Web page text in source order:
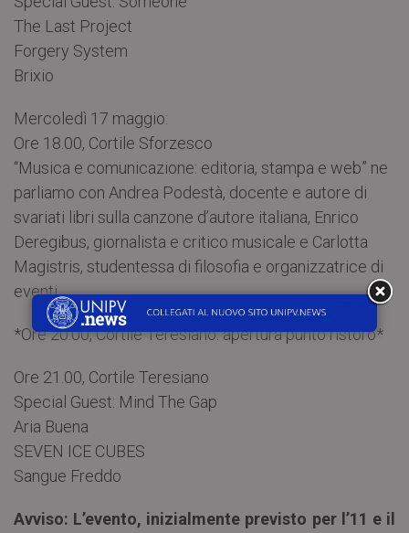
The Last Project
Forgery System
Brixio
Mercoledì 17 maggio:
Ore 18.00, Cortile Sforzesco
“Musica e comunicazione: editoria, stampa e web” ne
parliamo con Andrea Podestà, docente e autore di
svariati libri sulla canzone d’autore italiana, Enrico
Deregibus, giornalista e critico musicale e Carlotta
Magistris, studentessa di filosofia e organizzatrice di
eventi.
*Ore 20.00, Cortile Teresiano: apertura punto ristoro*
Ore 21.00, Cortile Teresiano
Special Guest: Mind The Gap
Aria Buena
SEVEN ICE CUBES
Sangue Freddo
Avviso: L’evento, inizialmente previsto per l’11 e il